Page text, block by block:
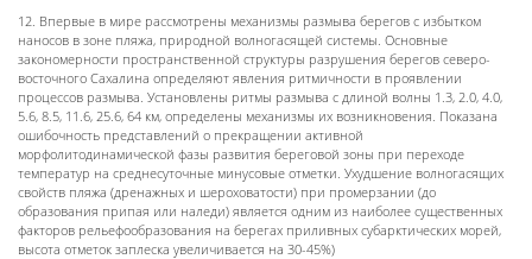
12. Впервые в мире рассмотрены механизмы размыва берегов с избытком
наносов в зоне пляжа, природной волногасящей системы. Основные
закономерности пространственной структуры разрушения берегов северо-
восточного Сахалина определяют явления ритмичности в проявлении
процессов размыва. Установлены ритмы размыва с длиной волны 1.3, 2.0, 4.0,
5.6, 8.5, 11.6, 25.6, 64 км, определены механизмы их возникновения. Показана
ошибочность представлений о прекращении активной
морфолитодинамической фазы развития береговой зоны при переходе
температур на среднесуточные минусовые отметки. Ухудшение волногасящих
свойств пляжа (дренажных и шероховатости) при промерзании (до
образования припая или наледи) является одним из наиболее существенных
факторов рельефообразования на берегах приливных субарктических морей,
высота отметок заплеска увеличивается на 30-45%)